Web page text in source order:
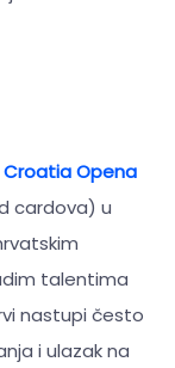
Croatia Opena
cardova) u
talentima
nastupi često
i ulazak na